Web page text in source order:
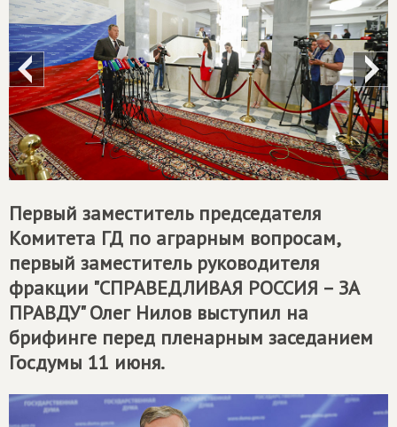
Первый заместитель председателя
Комитета ГД по аграрным вопросам,
первый заместитель руководителя
фракции "СПРАВЕДЛИВАЯ РОССИЯ – ЗА
ПРАВДУ" Олег Нилов выступил на
брифинге перед пленарным заседанием
Госдумы 11 июня.